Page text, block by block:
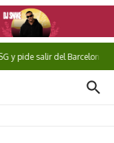
y pide salir del Barcelona